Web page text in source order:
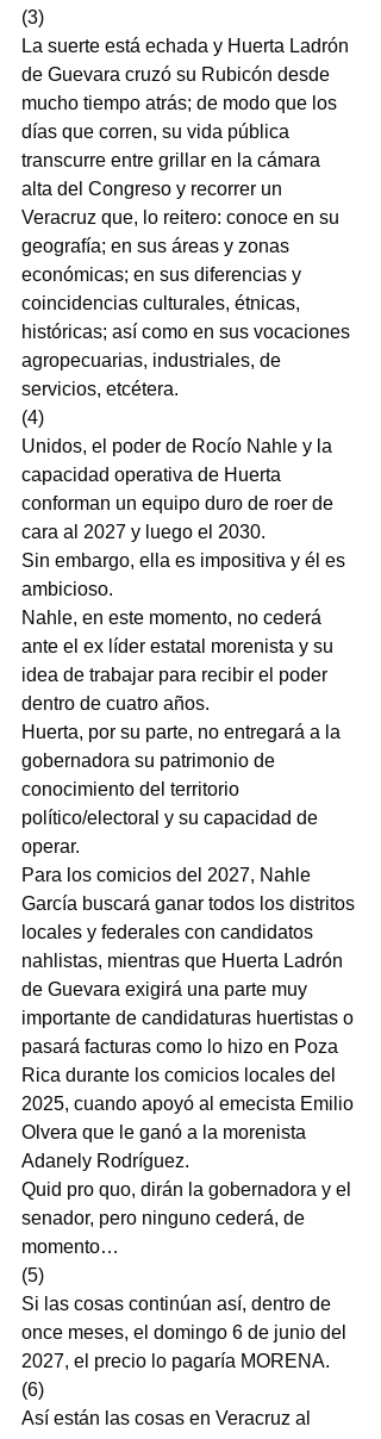
(3)
La suerte está echada y Huerta Ladrón
de Guevara cruzó su Rubicón desde
mucho tiempo atrás; de modo que los
días que corren, su vida pública
transcurre entre grillar en la cámara
alta del Congreso y recorrer un
Veracruz que, lo reitero: conoce en su
geografía; en sus áreas y zonas
económicas; en sus diferencias y
coincidencias culturales, étnicas,
históricas; así como en sus vocaciones
agropecuarias, industriales, de
servicios, etcétera.
(4)
Unidos, el poder de Rocío Nahle y la
capacidad operativa de Huerta
conforman un equipo duro de roer de
cara al 2027 y luego el 2030.
Sin embargo, ella es impositiva y él es
ambicioso.
Nahle, en este momento, no cederá
ante el ex líder estatal morenista y su
idea de trabajar para recibir el poder
dentro de cuatro años.
Huerta, por su parte, no entregará a la
gobernadora su patrimonio de
conocimiento del territorio
político/electoral y su capacidad de
operar.
Para los comicios del 2027, Nahle
García buscará ganar todos los distritos
locales y federales con candidatos
nahlistas, mientras que Huerta Ladrón
de Guevara exigirá una parte muy
importante de candidaturas huertistas o
pasará facturas como lo hizo en Poza
Rica durante los comicios locales del
2025, cuando apoyó al emecista Emilio
Olvera que le ganó a la morenista
Adanely Rodríguez.
Quid pro quo, dirán la gobernadora y el
senador, pero ninguno cederá, de
momento…
(5)
Si las cosas continúan así, dentro de
once meses, el domingo 6 de junio del
2027, el precio lo pagaría MORENA.
(6)
Así están las cosas en Veracruz al